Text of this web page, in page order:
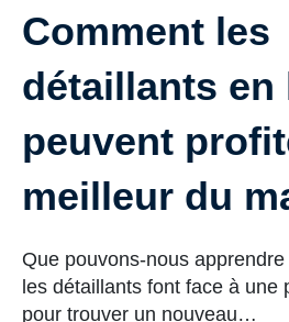
Comment les
détaillants en
peuvent
meilleur du
Que pouvons-nous apprendre
les détaillants font face à une
pour trouver un nouveau…